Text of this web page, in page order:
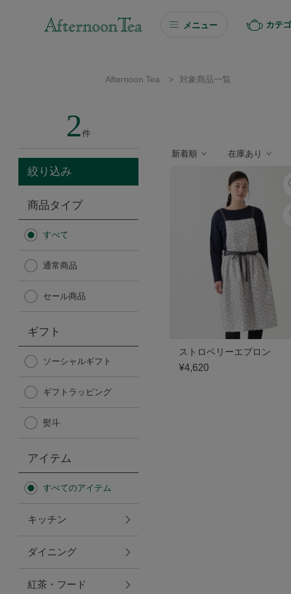
メニュー
ソーシャルギフト
カタログギフト
Afternoon Tea TEAROOM
Afternoon Tea TEAROOM
日傘
保冷バッグ
無重力シリーズ
トラベルグッズ
カテ
Afternoon Tea > 対象商品一覧
2件
絞り込み
商品タイプ
すべて
通常商品
セール商品
ギフト
ソーシャルギフト
ギフトラッピング
熨斗
アイテム
すべてのアイテム
キッチン
ダイニング
紅茶・フード
新着順 在庫あり
ストロベリーエプロン
¥4,620